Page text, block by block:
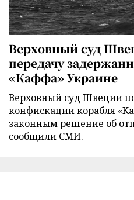
Верховный суд
передачу
«Каффа» Украине
Верховный суд Швеции
конфискации корабля
законным решение об
сообщили СМИ.